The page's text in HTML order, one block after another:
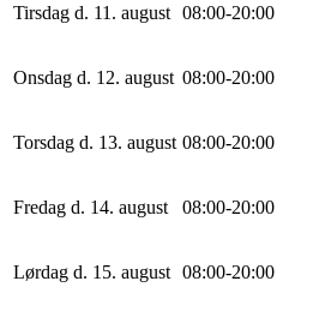
Tirsdag d. 11. august 08:00-20:00
Onsdag d. 12. august 08:00-20:00
Torsdag d. 13. august 08:00-20:00
Fredag d. 14. august 08:00-20:00
Lørdag d. 15. august 08:00-20:00